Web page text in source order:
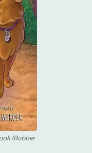
(Bobbie